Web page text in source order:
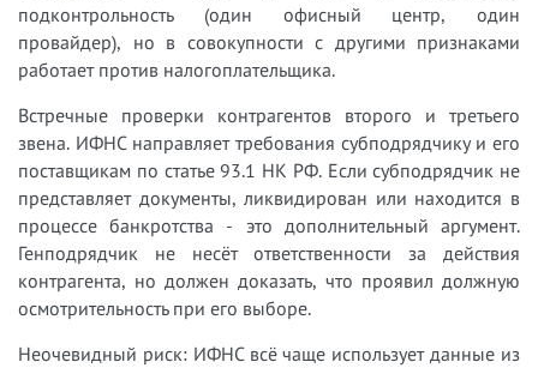
подконтрольность (один офисный центр, один
провайдер), но в совокупности с другими признаками
работает против налогоплательщика.
Встречные проверки контрагентов второго и третьего
звена. ИФНС направляет требования субподрядчику и его
поставщикам по статье 93.1 НК РФ. Если субподрядчик не
представляет документы, ликвидирован или находится в
процессе банкротства - это дополнительный аргумент.
Генподрядчик не несёт ответственности за действия
контрагента, но должен доказать, что проявил должную
осмотрительность при его выборе.
Неочевидный риск: ИФНС всё чаще использует данные из